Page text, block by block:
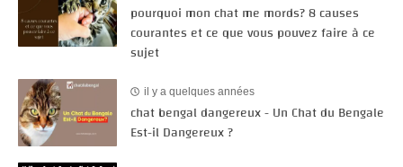
pourquoi mon chat me mords? 8 causes
courantes et ce que vous pouvez faire à ce
sujet
il y a quelques années
chat bengal dangereux - Un Chat du Bengale
Est-il Dangereux ?